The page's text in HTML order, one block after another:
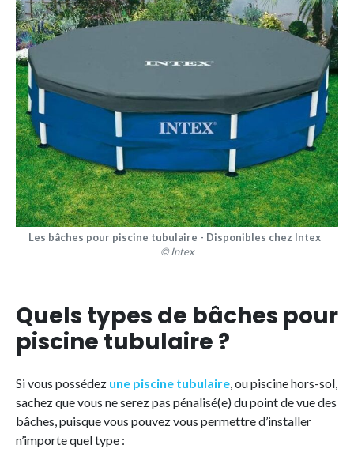
Les bâches pour piscine tubulaire - Disponibles chez Intex
© Intex
Quels types de bâches pour
piscine tubulaire ?
Si vous possédez une piscine tubulaire , ou piscine hors-sol,
sachez que vous ne serez pas pénalisé(e) du point de vue des
bâches, puisque vous pouvez vous permettre d’installer
n’importe quel type :